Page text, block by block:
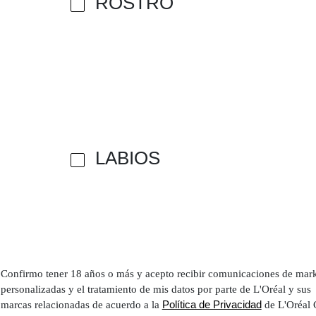
LABIOS
Confirmo tener 18 años o más y acepto recibir comunicaciones de
personalizadas y el tratamiento de mis datos por parte de L'Oréal y sus
marcas relacionadas de acuerdo a la Política de Privacidad de L'Oréal